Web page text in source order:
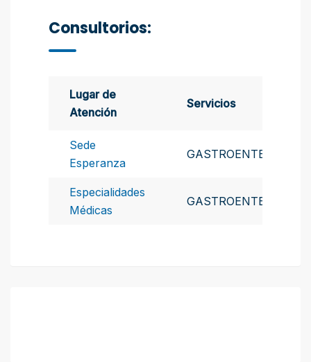
Consultorios:
Lugar de
Atención
Servicios
Sede
Esperanza
Especialidades
Médicas